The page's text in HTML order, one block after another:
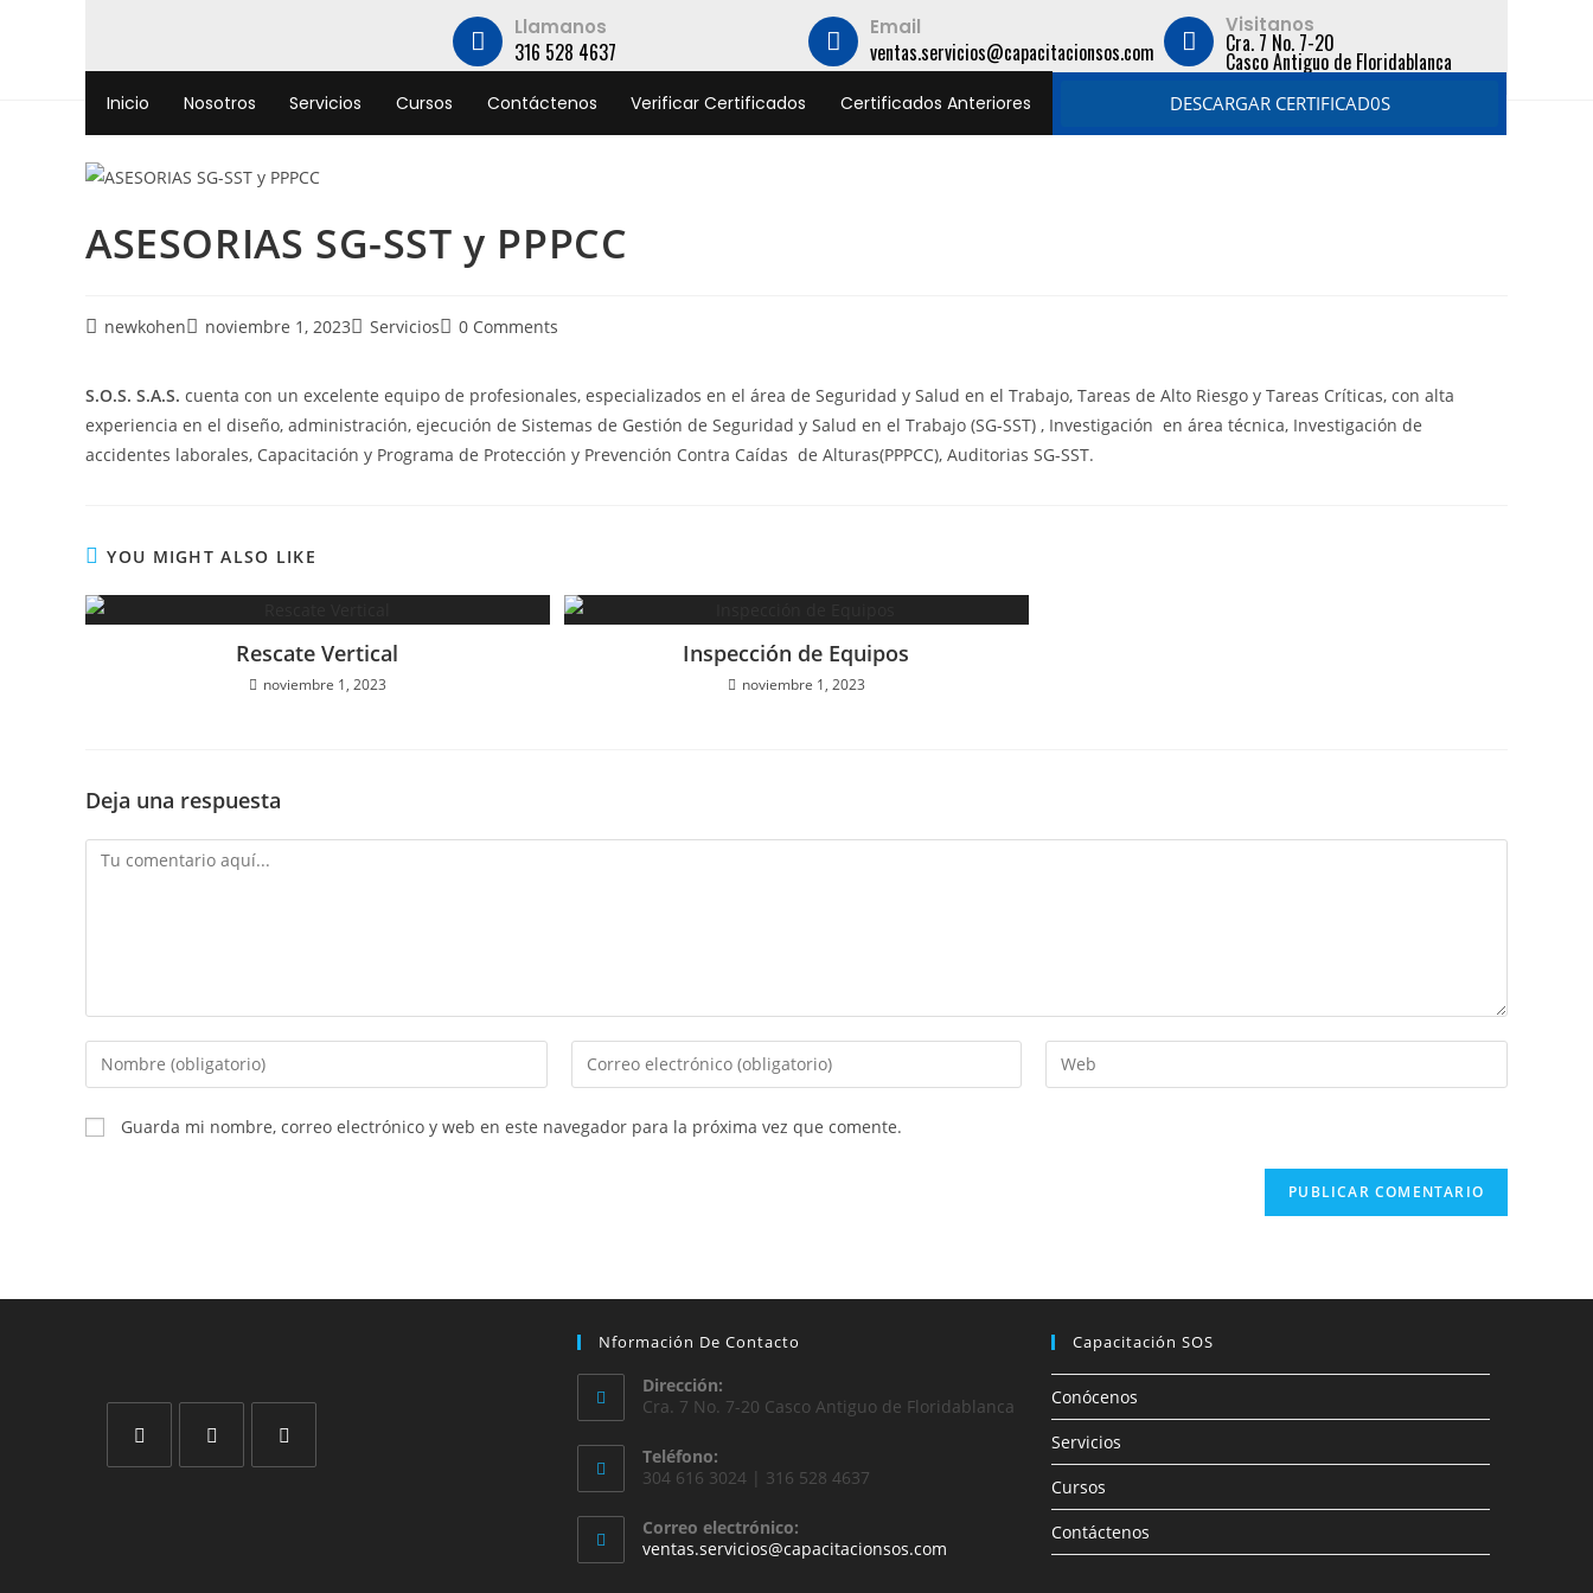
Llamanos
316 528 4637
Email
ventas.servicios@capacitacionsos.com
Visitanos
Cra. 7 No. 7-20
Casco Antiguo de Floridablanca
Inicio Nosotros Servicios Cursos Contáctenos Verificar Certificados Certificados Anteriores DESCARGAR CERTIFICAD0S
ASESORIAS SG-SST y PPPCC
newkohen noviembre 1, 2023 Servicios 0 Comments
S.O.S. S.A.S. cuenta con un excelente equipo de profesionales, especializados en el área de Seguridad y Salud en el Trabajo, Tareas de Alto Riesgo y Tareas Críticas, con alta
experiencia en el diseño, administración, ejecución de Sistemas de Gestión de Seguridad y Salud en el Trabajo (SG-SST) , Investigación en área técnica, Investigación de
accidentes laborales, Capacitación y Programa de Protección y Prevención Contra Caídas de Alturas(PPPCC), Auditorias SG-SST.
YOU MIGHT ALSO LIKE
Rescate Vertical
noviembre 1, 2023
Inspección de Equipos
noviembre 1, 2023
Deja una respuesta
Guarda mi nombre, correo electrónico y web en este navegador para la próxima vez que comente.
Nformación De Contacto
Dirección:
Cra. 7 No. 7-20 Casco Antiguo de Floridablanca
Teléfono:
304 616 3024 | 316 528 4637
Correo electrónico:
ventas.servicios@capacitacionsos.com
Capacitación SOS
Conócenos
Servicios
Cursos
Contáctenos